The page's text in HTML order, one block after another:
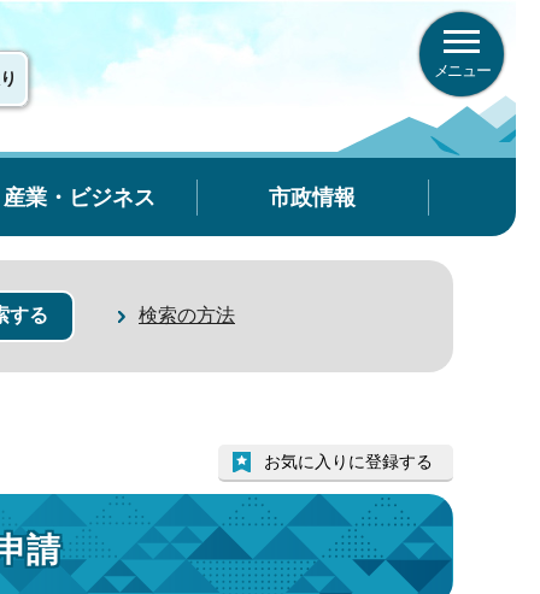
メニュー
産業・ビジネス 市政情報
検索の方法
請
お気に入りに登録する